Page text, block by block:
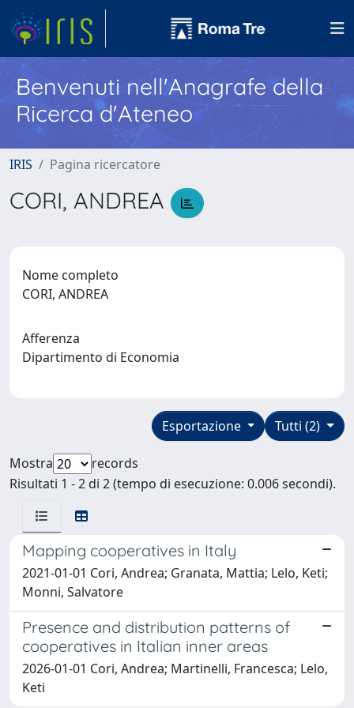
Benvenuti nell'Anagrafe della
Ricerca d'Ateneo
IRIS Pagina ricercatore
CORI, ANDREA
Nome completo
CORI, ANDREA
Afferenza
Dipartimento di Economia
Tutti (2)
Esportazione
Mostra
records
Risultati 1 - 2 di 2 (tempo di esecuzione: 0.006 secondi).
Mapping cooperatives in Italy
2021-01-01 Cori, Andrea; Granata, Mattia; Lelo, Keti;
Monni, Salvatore
Presence and distribution patterns of
cooperatives in Italian inner areas
2026-01-01 Cori, Andrea; Martinelli, Francesca; Lelo,
Keti